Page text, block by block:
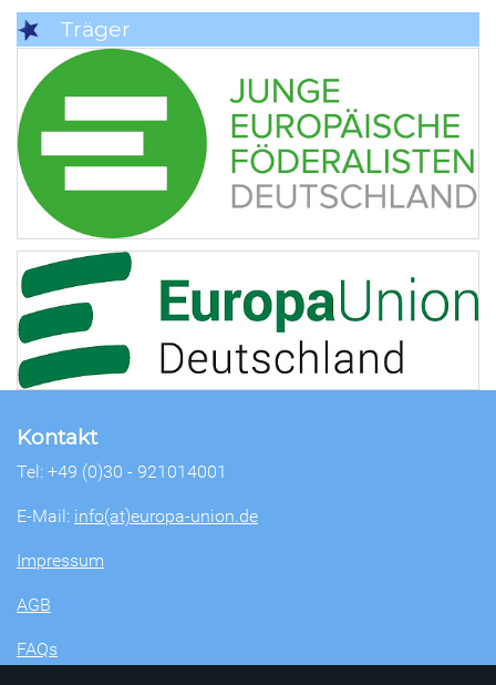
Träger
Kontakt
Tel: +49 (0)30 - 921014001
E-Mail: info(at)europa-union.de
Impressum
AGB
FAQs